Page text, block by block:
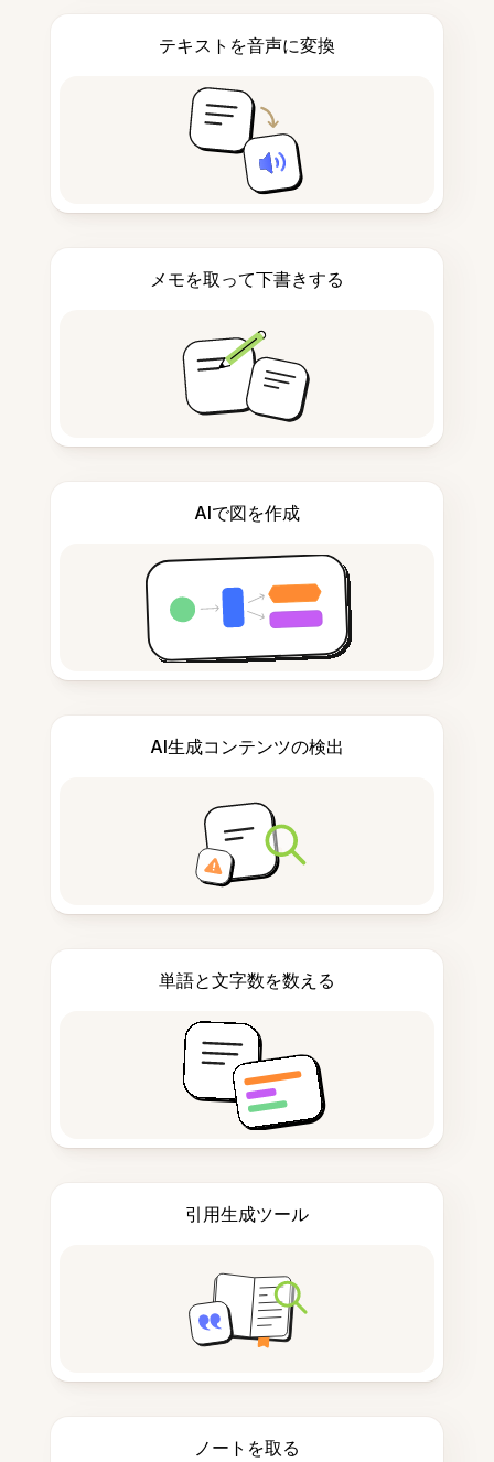
テキストを音声に変換
メモを取って下書きする
AIで図を作成
AI生成コンテンツの検出
単語と文字数を数える
引用生成ツール
ノートを取る